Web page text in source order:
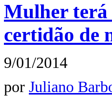
Mulher terá
certidão de
9/01/2014
por Juliano